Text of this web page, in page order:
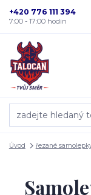
+420 776 111 394
7:00 - 17:00 hodin
Úvod řezané